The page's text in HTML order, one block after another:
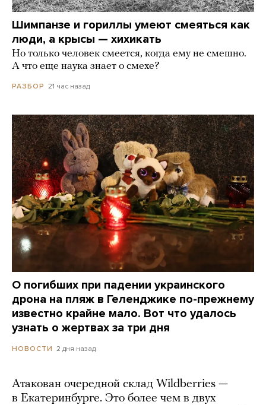
Шимпанзе и гориллы умеют смеяться как
люди, а крысы — хихикать
Но только человек смеется, когда ему не смешно.
А что еще наука знает о смехе?
РАЗБОР 21 час назад
О погибших при падении украинского
дрона на пляж в Геленджике по-прежнему
известно крайне мало. Вот что удалось
узнать о жертвах за три дня
НОВОСТИ 2 дня назад
Атакован очередной склад Wildberries —
в Екатеринбурге. Это более чем в двух